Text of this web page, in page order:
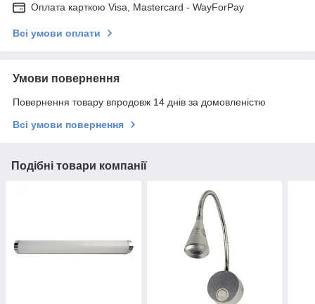
Оплата карткою Visa, Mastercard - WayForPay
Всі умови оплати
Умови повернення
Повернення товару впродовж 14 днів за домовленістю
Всі умови повернення
Подібні товари компанії